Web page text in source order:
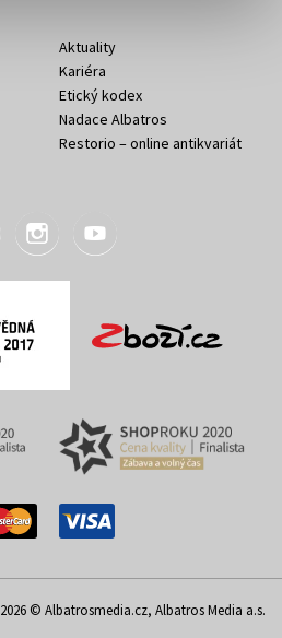
Aktuality
Kariéra
Etický kodex
Nadace Albatros
Restorio – online antikvariát
2026 © Albatrosmedia.cz, Albatros Media a.s.